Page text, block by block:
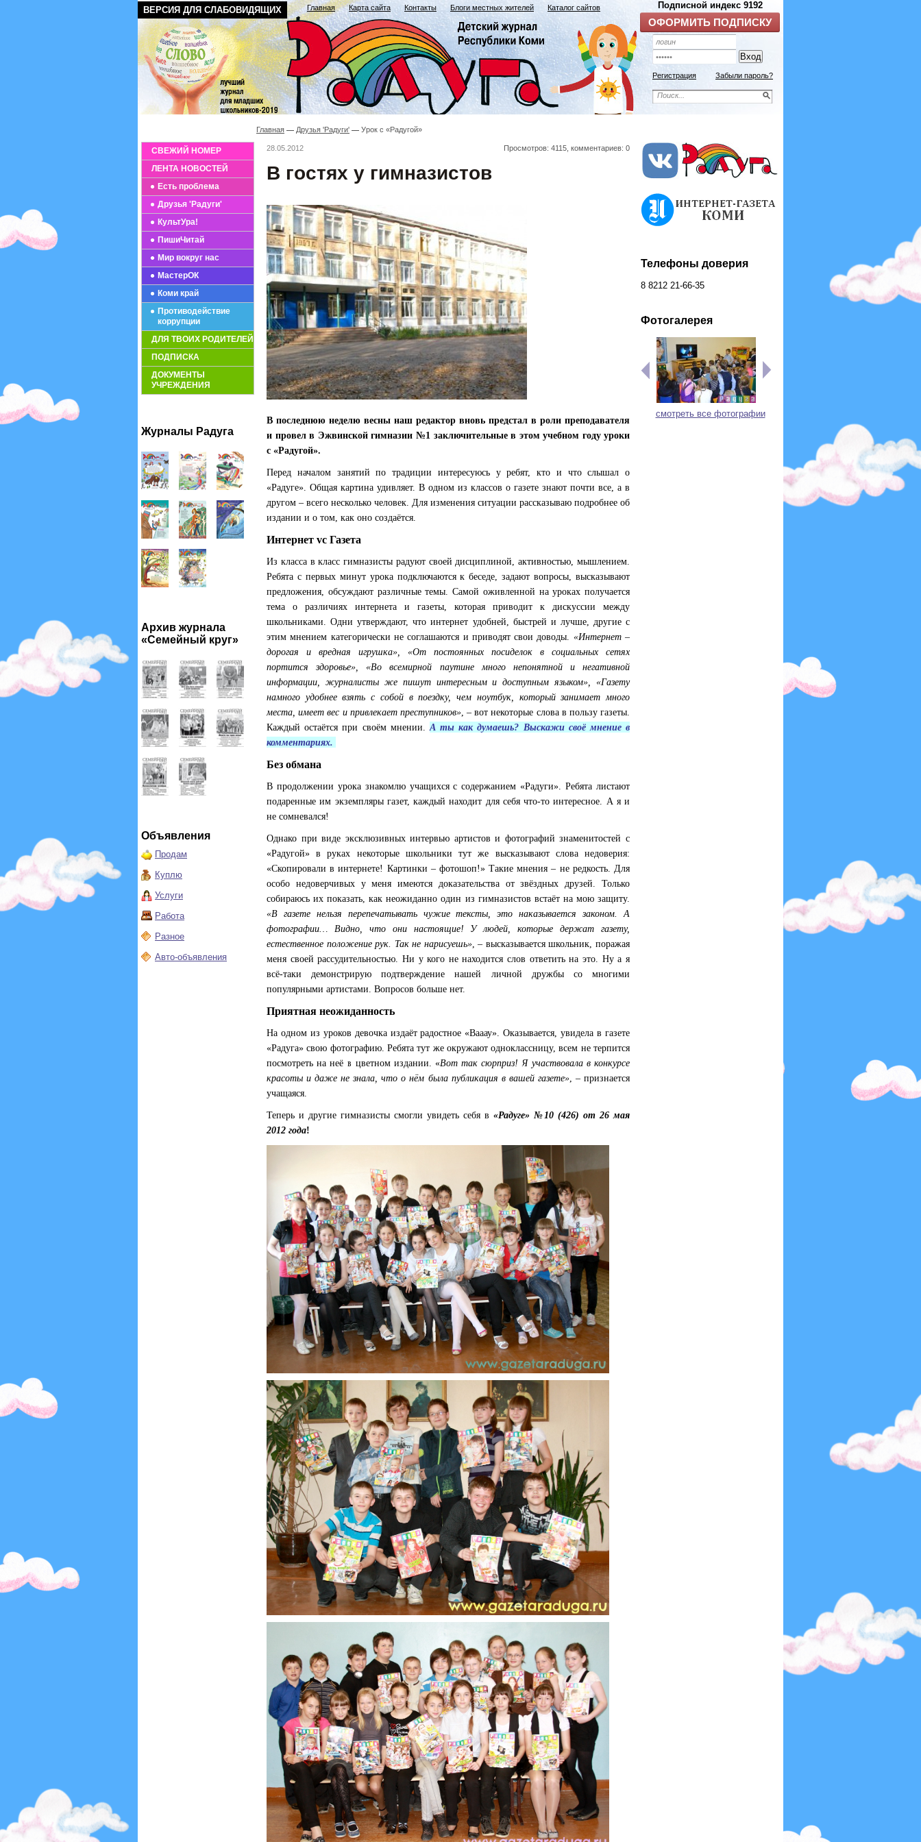
Подписной индекс 9192
ОФОРМИТЬ ПОДПИСКУ
ВЕРСИЯ ДЛЯ СЛАБОВИДЯЩИХ Главная Карта сайта Контакты Блоги местных жителей Каталог сайтов
Регистрация Забыли пароль?
СВЕЖИЙ НОМЕР
ЛЕНТА НОВОСТЕЙ
Есть проблема
Друзья 'Радуги'
КультУра!
ПишиЧитай
Мир вокруг нас
МастерОК
Коми край
Противодействие
коррупции
ДЛЯ ТВОИХ РОДИТЕЛЕЙ
ПОДПИСКА
ДОКУМЕНТЫ
УЧРЕЖДЕНИЯ
Журналы Радуга
Архив журнала
«Семейный круг»
Объявления
Продам
Куплю
Услуги
Работа
Разное
Авто-объявления
Главная Друзья 'Радуги' Урок с «Радугой»
28.05.2012 Просмотров: 4115, комментариев: 0
В гостях у гимназистов
В последнюю неделю весны наш редактор вновь предстал в роли преподавателя
и провел в Эжвинской гимназии №1 заключительные в этом учебном году уроки
с «Радугой».
Перед началом занятий по традиции интересуюсь у ребят, кто и что слышал о
«Радуге». Общая картина удивляет. В одном из классов о газете знают почти все, а в
другом – всего несколько человек. Для изменения ситуации рассказываю подробнее об
издании и о том, как оно создаётся.
Интернет vc Газета
Из класса в класс гимназисты радуют своей дисциплиной, активностью, мышлением.
Ребята с первых минут урока подключаются к беседе, задают вопросы, высказывают
предложения, обсуждают различные темы. Самой оживленной на уроках получается
тема о различиях интернета и газеты, которая приводит к дискуссии между
школьниками. Одни утверждают, что интернет удобней, быстрей и лучше, другие с
этим мнением категорически не соглашаются и приводят свои доводы. «Интернет –
дорогая и вредная игрушка», «От постоянных посиделок в социальных сетях
портится здоровье», «Во всемирной паутине много непонятной и негативной
информации, журналисты же пишут интересным и доступным языком», «Газету
намного удобнее взять с собой в поездку, чем ноутбук, который занимает много
места, имеет вес и привлекает преступников», – вот некоторые слова в пользу газеты.
Каждый остаётся при своём мнении.А ты как думаешь? Выскажи своё мнение в
комментариях.
Без обмана
В продолжении урока знакомлю учащихся с содержанием «Радуги». Ребята листают
подаренные им экземпляры газет, каждый находит для себя что-то интересное. А я и
не сомневался!
Однако при виде эксклюзивных интервью артистов и фотографий знаменитостей с
«Радугой» в руках некоторые школьники тут же высказывают слова недоверия:
«Скопировали в интернете! Картинки – фотошоп!» Такие мнения – не редкость. Для
особо недоверчивых у меня имеются доказательства от звёздных друзей. Только
собираюсь их показать, как неожиданно один из гимназистов встаёт на мою защиту.
«В газете нельзя перепечатывать чужие тексты, это наказывается законом. А
фотографии… Видно, что они настоящие! У людей, которые держат газету,
естественное положение рук. Так не нарисуешь», – высказывается школьник, поражая
меня своей рассудительностью. Ни у кого не находится слов ответить на это. Ну а я
всё-таки демонстрирую подтверждение нашей личной дружбы со многими
популярными артистами. Вопросов больше нет.
Приятная неожиданность
На одном из уроков девочка издаёт радостное «Вааау». Оказывается, увидела в газете
«Радуга» свою фотографию. Ребята тут же окружают одноклассницу, всем не терпится
посмотреть на неё в цветном издании. «Вот так сюрприз! Я участвовала в конкурсе
красоты и даже не знала, что о нём была публикация в вашей газете», – признается
учащаяся.
Теперь и другие гимназисты смогли увидеть себя в «Радуге» №10 (426) от 26 мая
2012 года!
Телефоны доверия
8 8212 21-66-35
Фотогалерея
смотреть все фотографии